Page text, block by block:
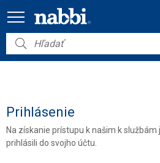
Nábytok
Dom a záhrada
Akcie
Prihlásenie
Na získanie prístupu k našim k
prihlásili do svojho účtu.